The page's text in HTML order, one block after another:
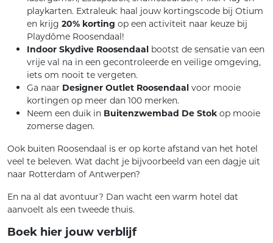
playkarten. Extraleuk: haal jouw kortingscode bij Otium
en krijg 20% korting op een activiteit naar keuze bij
Playdôme Roosendaal!
Indoor Skydive Roosendaal bootst de sensatie van een
vrije val na in een gecontroleerde en veilige omgeving,
iets om nooit te vergeten.
Ga naar Designer Outlet Roosendaal voor mooie
kortingen op meer dan 100 merken.
Neem een duik in Buitenzwembad De Stok op mooie
zomerse dagen.
Ook buiten Roosendaal is er op korte afstand van het hotel
veel te beleven. Wat dacht je bijvoorbeeld van een dagje uit
naar Rotterdam of Antwerpen?
En na al dat avontuur? Dan wacht een warm hotel dat
aanvoelt als een tweede thuis.
Boek hier jouw verblijf